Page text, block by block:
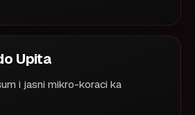
Upita
i jasni mikro-koraci ka